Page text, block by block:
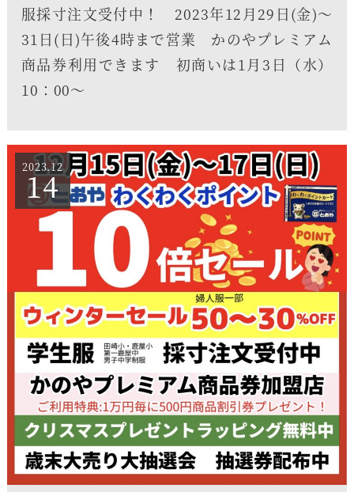
服採寸注文受付中！ 2023年12月29日(金)〜
31日(日)午後4時まで営業 かのやプレミアム
商品券利用できます 初商いは1月3日（水）
10：00～
2023.12
14